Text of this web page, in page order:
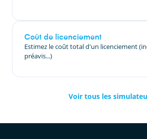
Coût de licenciement
Estimez le coût total d'un licenciement
préavis...)
Voir tous les